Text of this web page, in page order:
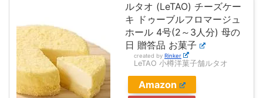
ルタオ (LeTAO) チーズケー
キ ドゥーブルフロマージュ
ホール 4号(2～3人分) 母の
日 贈答品 お菓子
created by Rinker
LeTAO 小樽洋菓子舗ルタオ
Amazon